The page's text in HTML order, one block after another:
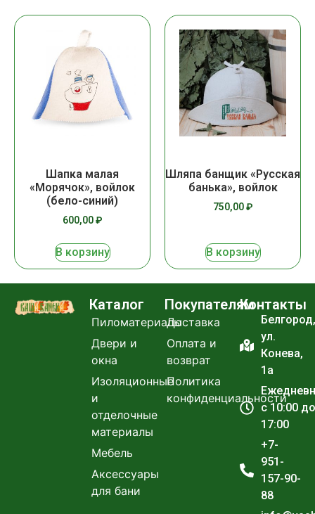
Шапка малая
«Морячок», войлок
(бело-синий)
600,00₽
В корзину
Шляпа банщик «Русская
банька», войлок
750,00₽
В корзину
Каталог
Пиломатериалы
Двери и
окна
Изоляционные
и
отделочные
материалы
Мебель
Аксессуары
для бани
Покупателям
Доставка
Оплата и
возврат
Политика
конфиденциальности
Контакты
Белгород,
ул.
Конева,
1а
с 10:00 до
17:00
+7-
951-
157-90-
88